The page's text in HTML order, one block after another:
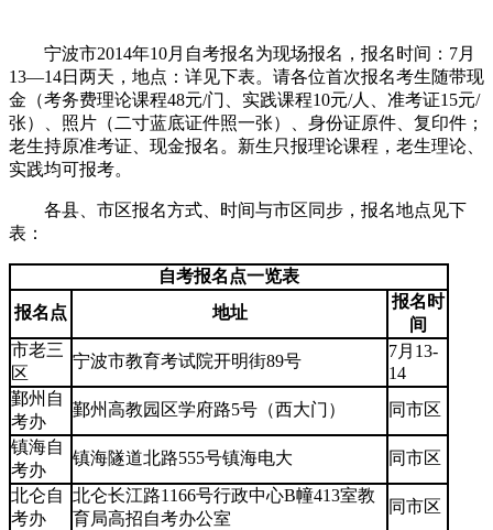
宁波市2014年10月自考报名为现场报名，报名时间：7月
13—14日两天，地点：详见下表。请各位首次报名考生随带现
金（考务费理论课程48元/门、实践课程10元/人、准考证15元/
张）、照片（二寸蓝底证件照一张）、身份证原件、复印件；
老生持原准考证、现金报名。新生只报理论课程，老生理论、
实践均可报考。
各县、市区报名方式、时间与市区同步，报名地点见下
表：
自考报名点一览表
报名点
地址
报名时
间
市老三
区
宁波市教育考试院开明街89号
7月13-
14
鄞州自
考办
鄞州高教园区学府路5号（西大门）
同市区
镇海自
考办
镇海隧道北路555号镇海电大
同市区
北仑自
考办
北仑长江路1166号行政中心B幢413室教
育局高招自考办公室
同市区